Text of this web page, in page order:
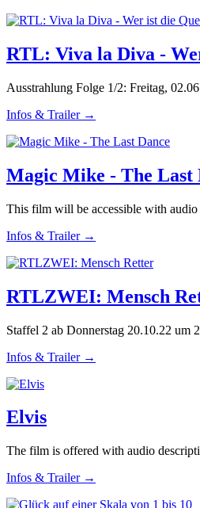
RTL: Viva la Diva -
Ausstrahlung Folge 1/2: Freitag,
Infos & Trailer →
Magic Mike - The Last
This film will be accessible with audio
Infos & Trailer →
RTLZWEI: Mensch
Staffel 2 ab Donnerstag 20.10.22
Infos & Trailer →
Elvis
The film is offered with audio
Infos & Trailer →